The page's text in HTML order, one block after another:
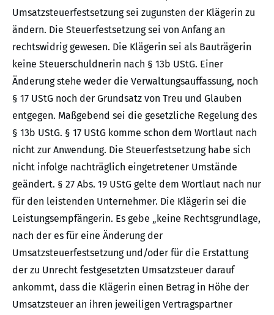
Umsatzsteuerfestsetzung sei zugunsten der Klägerin zu
ändern. Die Steuerfestsetzung sei von Anfang an
rechtswidrig gewesen. Die Klägerin sei als Bauträgerin
keine Steuerschuldnerin nach § 13b UStG. Einer
Änderung stehe weder die Verwaltungsauffassung, noch
§ 17 UStG noch der Grundsatz von Treu und Glauben
entgegen. Maßgebend sei die gesetzliche Regelung des
§ 13b UStG. § 17 UStG komme schon dem Wortlaut nach
nicht zur Anwendung. Die Steuerfestsetzung habe sich
nicht infolge nachträglich eingetretener Umstände
geändert. § 27 Abs. 19 UStG gelte dem Wortlaut nach nur
für den leistenden Unternehmer. Die Klägerin sei die
Leistungsempfängerin. Es gebe „keine Rechtsgrundlage,
nach der es für eine Änderung der
Umsatzsteuerfestsetzung und/oder für die Erstattung
der zu Unrecht festgesetzten Umsatzsteuer darauf
ankommt, dass die Klägerin einen Betrag in Höhe der
Umsatzsteuer an ihren jeweiligen Vertragspartner